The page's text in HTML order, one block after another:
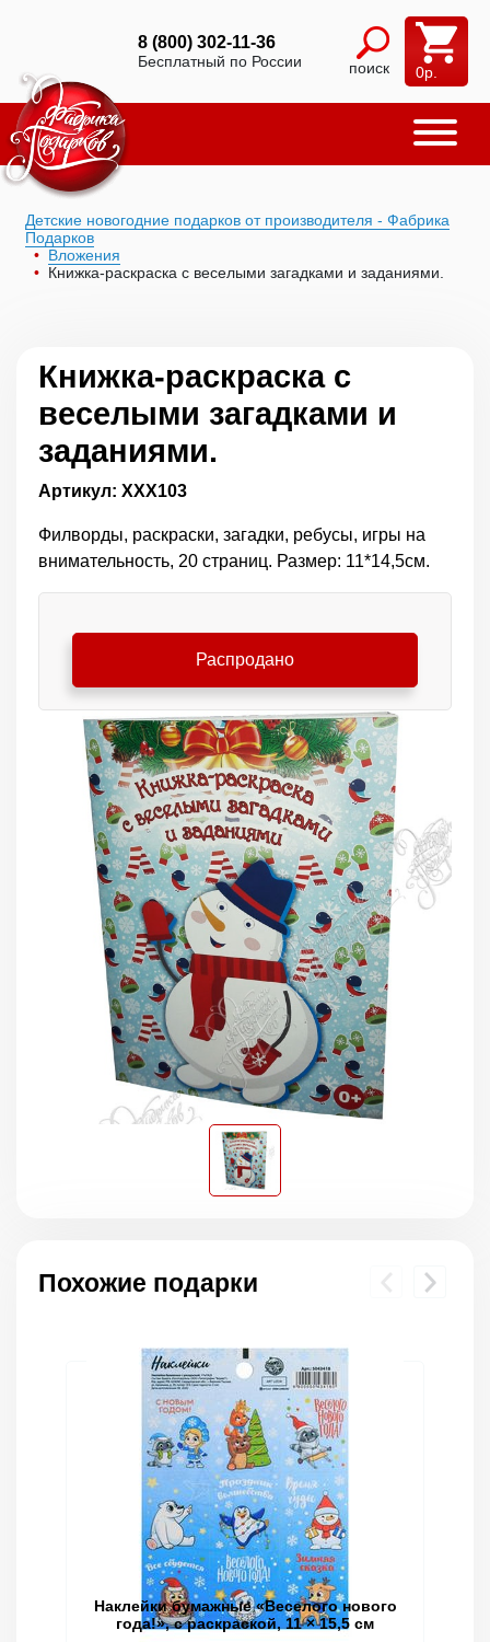
8 (800) 302-11-36
Бесплатный по России поиск 0р.
Детские новогодние подарков от производителя - Фабрика
Подарков
Вложения
Книжка-раскраска с веселыми загадками и заданиями.
Книжка-раскраска с
веселыми загадками и
заданиями.
Артикул: ХХХ103
Филворды, раскраски, загадки, ребусы, игры на
внимательность, 20 страниц. Размер: 11*14,5см.
Распродано
Похожие подарки
Наклейки бумажные «Веселого нового
года!», c раскраской, 11 × 15,5 см